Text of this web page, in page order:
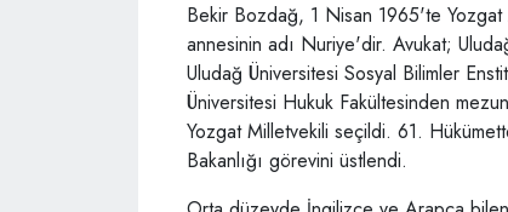
Bekir Bozdağ, 1 Nisan 1965'te
annesinin adı Nuriye'dir. Avukat;
Uludağ Üniversitesi Sosyal Bilimler
Üniversitesi Hukuk Fakültesinden
Yozgat Milletvekili seçildi. 61.
Bakanlığı görevini üstlendi.